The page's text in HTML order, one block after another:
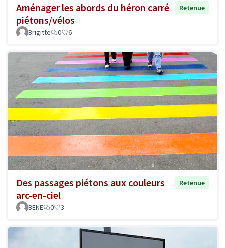
Aménager les abords du héron carré
piétons/vélos
Retenue
Brigitte 0 6
Des passages piétons aux couleurs
arc-en-ciel
Retenue
BENE 0 3